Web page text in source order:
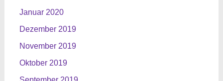
Januar 2020
Dezember 2019
November 2019
Oktober 2019